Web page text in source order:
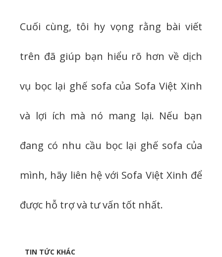
Cuối cùng, tôi hy vọng rằng bài viết
trên đã giúp bạn hiểu rõ hơn về dịch
vụ bọc lại ghế sofa của Sofa Việt Xinh
và lợi ích mà nó mang lại. Nếu bạn
đang có nhu cầu bọc lại ghế sofa của
mình, hãy liên hệ với Sofa Việt Xinh để
được hỗ trợ và tư vấn tốt nhất.
TIN TỨC KHÁC